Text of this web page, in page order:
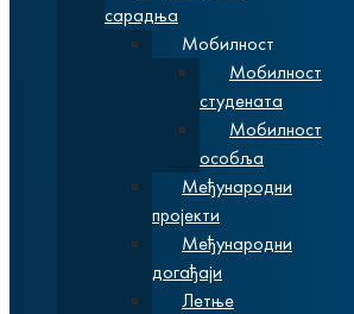
сарадња
Мобилност
Мобилност
студената
Мобилност
особља
Међународни
пројекти
Међународни
догађаји
Летње